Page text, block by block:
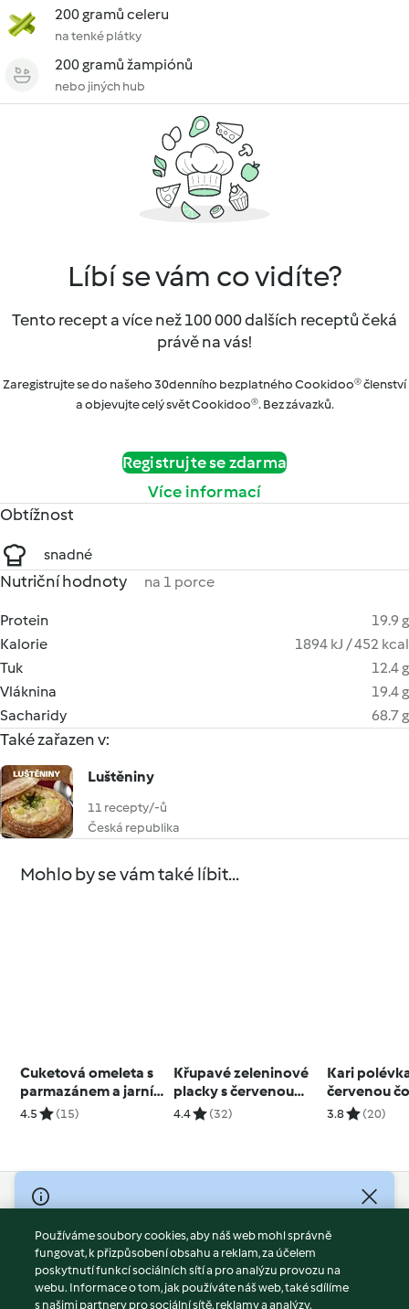
200 gramů celeru
na tenké plátky
200 gramů žampiónů
nebo jiných hub
Líbí se vám co vidíte?
Tento recept a více než 100 000 dalších receptů čeká
právě na vás!
Zaregistrujte se do našeho 30denního bezplatného Cookidoo® členství
a objevujte celý svět Cookidoo®. Bez závazků.
Registrujte se zdarma
Více informací
Obtížnost
snadné
Nutriční hodnoty na 1 porce
Protein
19.9 g
Kalorie
1894 kJ / 452 kcal
Tuk
12.4 g
Vláknina
19.4 g
Sacharidy
68.7 g
Také zařazen v:
Luštěniny
11 recepty/-ů
Česká republika
Mohlo by se vám také líbit...
Cuketová omeleta s
parmazánem a jarní
cibulkou
4.5 (15)
Křupavé zeleninové
placky s červenou
řepou
4.4 (32)
Kari
červenou
batáty
3.8 (20)
© Copyright 2026
Podmínky užívání
Zásady ochrany osobních údajů
Vyloučení odpovědnosti
Používáme soubory cookies, aby náš web mohl správně
fungovat, k přizpůsobení obsahu a reklam, za účelem
poskytnutí funkcí sociálních sítí a pro analýzu provozu na
webu. Informace o tom, jak používáte náš web, také sdílíme
s našimi partnery pro sociální sítě, reklamy a analýzy.